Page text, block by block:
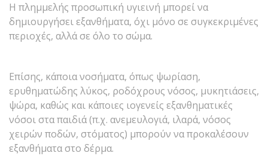
Η πλημμελής προσωπική υγιεινή μπορεί να
δημιουργήσει εξανθήματα, όχι μόνο σε συγκεκριμένες
περιοχές, αλλά σε όλο το σώμα.
Επίσης, κάποια νοσήματα, όπως ψωρίαση,
ερυθηματώδης λύκος, ροδόχρους νόσος, μυκητιάσεις,
ψώρα, καθώς και κάποιες ιογενείς εξανθηματικές
νόσοι στα παιδιά (π.χ. ανεμευλογιά, ιλαρά, νόσος
χειρών ποδών, στόματος) μπορούν να προκαλέσουν
εξανθήματα στο δέρμα.